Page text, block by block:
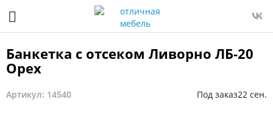
Банкетка с отсеком Ливорно ЛБ-20
Орех
Артикул: 14540 Под заказ22 сен.